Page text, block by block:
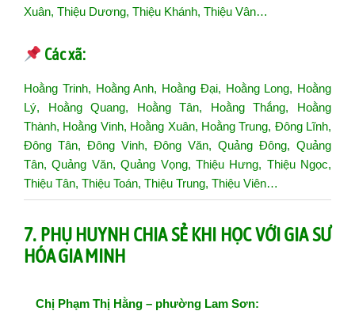
Xuân, Thiệu Dương, Thiệu Khánh, Thiệu Vân…
Các xã:
Hoằng Trinh, Hoằng Anh, Hoằng Đại, Hoằng Long, Hoằng
Lý, Hoằng Quang, Hoằng Tân, Hoằng Thắng, Hoằng
Thành, Hoằng Vinh, Hoằng Xuân, Hoằng Trung, Đông Lĩnh,
Đông Tân, Đông Vinh, Đông Văn, Quảng Đông, Quảng
Tân, Quảng Văn, Quảng Vọng, Thiệu Hưng, Thiệu Ngọc,
Thiệu Tân, Thiệu Toán, Thiệu Trung, Thiệu Viên…
7. PHỤ HUYNH CHIA SẺ KHI HỌC VỚI GIA SƯ
HÓA GIA MINH
Chị Phạm Thị Hằng – phường Lam Sơn: